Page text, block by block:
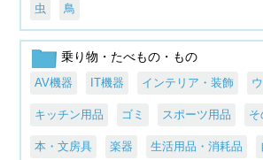
虫 鳥
乗り物・たべもの・もの
AV機器 IT機器 インテリア・装飾
キッチン用品 ゴミ スポーツ用品 そ
本・文房具 楽器 生活用品・消耗品